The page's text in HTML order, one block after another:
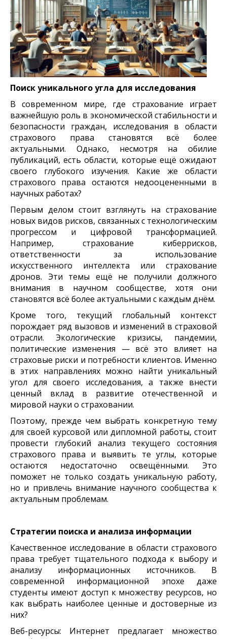
Поиск уникального угла для исследования
В современном мире, где страхование играет
важнейшую роль в экономической стабильности и
безопасности граждан, исследования в области
страхового права становятся всё более
актуальными. Однако, несмотря на обилие
публикаций, есть области, которые ещё ожидают
своего глубокого изучения. Какие же области
страхового права остаются недооцененными в
научных работах?
Первым делом стоит взглянуть на страхование
новых видов рисков, связанных с технологическим
прогрессом и цифровой трансформацией.
Например, страхование киберрисков,
ответственности за использование
искусственного интеллекта или страхование
дронов. Эти темы ещё не получили должного
внимания в научном сообществе, хотя они
становятся всё более актуальными с каждым днём.
Кроме того, текущий глобальный контекст
порождает ряд вызовов и изменений в страховой
отрасли. Экологические кризисы, пандемии,
политические изменения — всё это влияет на
страховые риски и потребности клиентов. Именно
в этих направлениях можно найти уникальный
угол для своего исследования, а также внести
ценный вклад в развитие отечественной и
мировой науки о страховании.
Поэтому, прежде чем выбрать конкретную тему
для своей курсовой или дипломной работы, стоит
провести глубокий анализ текущего состояния
страхового права и выявить те углы, которые
остаются недостаточно освещёнными. Это
поможет не только создать уникальную работу,
но и привлечь внимание научного сообщества к
актуальным проблемам.
Стратегии поиска и анализа информации
Качественное исследование в области страхового
права требует тщательного подхода к выбору и
анализу информационных источников. В
современной информационной эпохе даже
студенты имеют доступ к множеству ресурсов, но
как выбрать наиболее ценные и достоверные из
них?
Веб-ресурсы: Интернет предлагает множество